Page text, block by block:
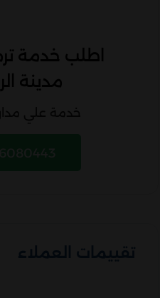
اطلب خدمة
مدينة